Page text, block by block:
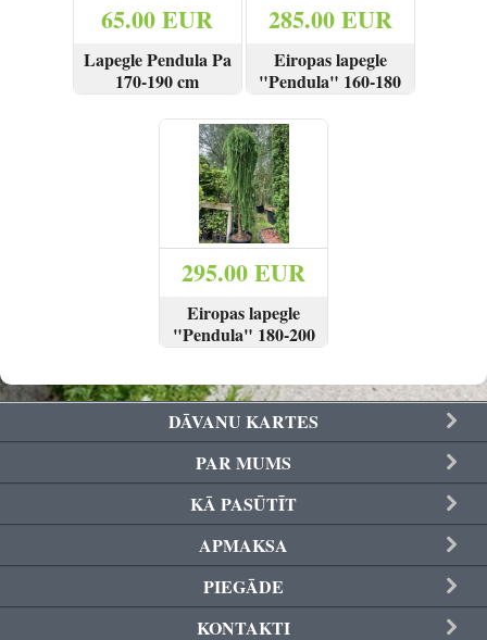
65.00 EUR
Lapegle Pendula Pa
170-190 cm
PIRKT
285.00 EUR
Eiropas lapegle
"Pendula" 160-180
cm
SKATĪT
295.00 EUR
Eiropas lapegle
"Pendula" 180-200
cm
DĀVANU KARTES
PAR MUMS
KĀ PASŪTĪT
APMAKSA
PIEGĀDE
KONTAKTI